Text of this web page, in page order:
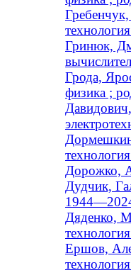
Гринюк,
Грода,
физика ;
Дорожко,
Дудчик,
Дяденко,
Ершов,